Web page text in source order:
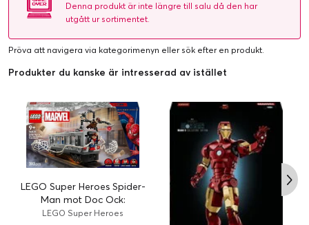
Denna produkt är inte längre till salu då den har
utgått ur sortimentet.
Pröva att navigera via kategorimenyn eller sök efter en produkt.
Produkter du kanske är intresserad av istället
LEGO Super Heroes Spider-
Man mot Doc Ock:
tunnelbanescenen 76321
LEGO Super Heroes